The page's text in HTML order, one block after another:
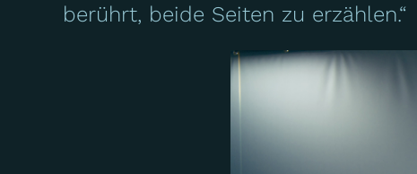
berührt, beide Seiten zu erzählen.“
Image